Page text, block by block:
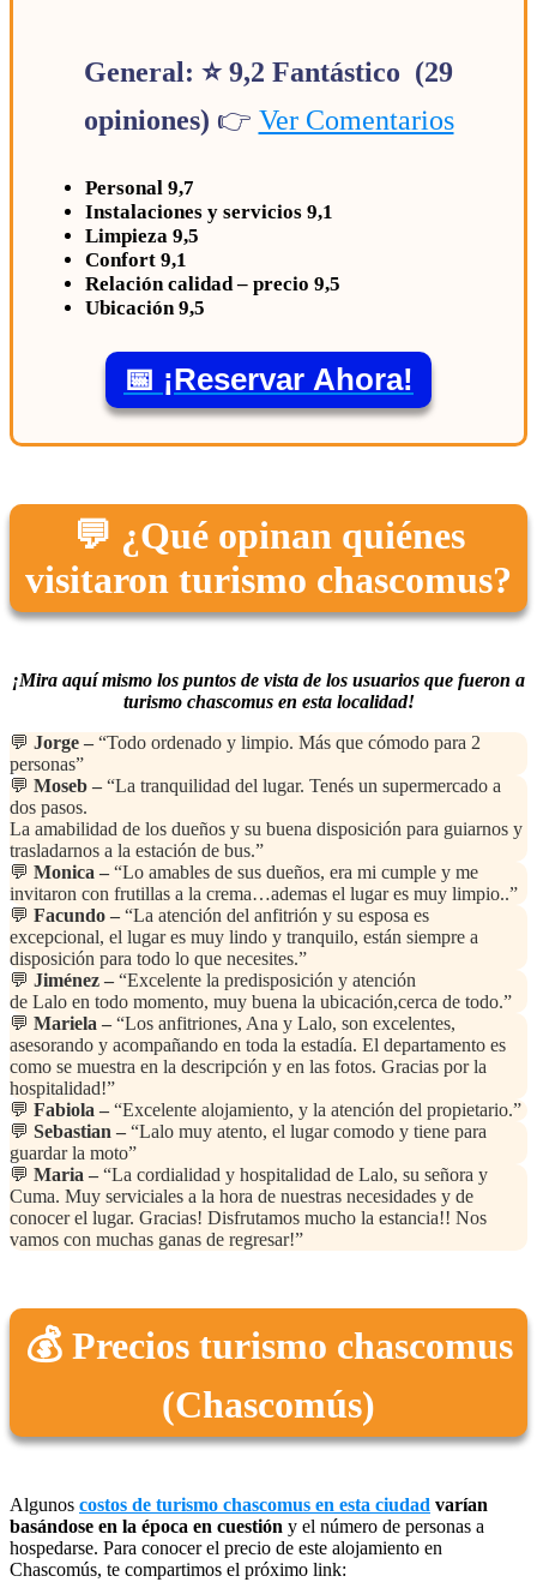
General: ⭐ 9,2 Fantástico (29
opiniones) 👉 Ver Comentarios
Personal 9,7
Instalaciones y servicios 9,1
Limpieza 9,5
Confort 9,1
Relación calidad – precio 9,5
Ubicación 9,5
📅 ¡Reservar Ahora!
💬 ¿Qué opinan quiénes
visitaron turismo chascomus?
¡Mira aquí mismo los puntos de vista de los usuarios que fueron a
turismo chascomus en esta localidad!
💬 Jorge – “Todo ordenado y limpio. Más que cómodo para 2
personas”
💬 Moseb – “La tranquilidad del lugar. Tenés un supermercado a
dos pasos.
La amabilidad de los dueños y su buena disposición para guiarnos y
trasladarnos a la estación de bus.”
💬 Monica – “Lo amables de sus dueños, era mi cumple y me
invitaron con frutillas a la crema…ademas el lugar es muy limpio..”
💬 Facundo – “La atención del anfitrión y su esposa es
excepcional, el lugar es muy lindo y tranquilo, están siempre a
disposición para todo lo que necesites.”
💬 Jiménez – “Excelente la predisposición y atención
de Lalo en todo momento, muy buena la ubicación,cerca de todo.”
💬 Mariela – “Los anfitriones, Ana y Lalo, son excelentes,
asesorando y acompañando en toda la estadía. El departamento es
como se muestra en la descripción y en las fotos. Gracias por la
hospitalidad!”
💬 Fabiola – “Excelente alojamiento, y la atención del propietario.”
💬 Sebastian – “Lalo muy atento, el lugar comodo y tiene para
guardar la moto”
💬 Maria – “La cordialidad y hospitalidad de Lalo, su señora y
Cuma. Muy serviciales a la hora de nuestras necesidades y de
conocer el lugar. Gracias! Disfrutamos mucho la estancia!! Nos
vamos con muchas ganas de regresar!”
💰 Precios turismo chascomus
(Chascomús)
Algunos costos de turismo chascomus en esta ciudad varían
basándose en la época en cuestión y el número de personas a
hospedarse. Para conocer el precio de este alojamiento en
Chascomús, te compartimos el próximo link: